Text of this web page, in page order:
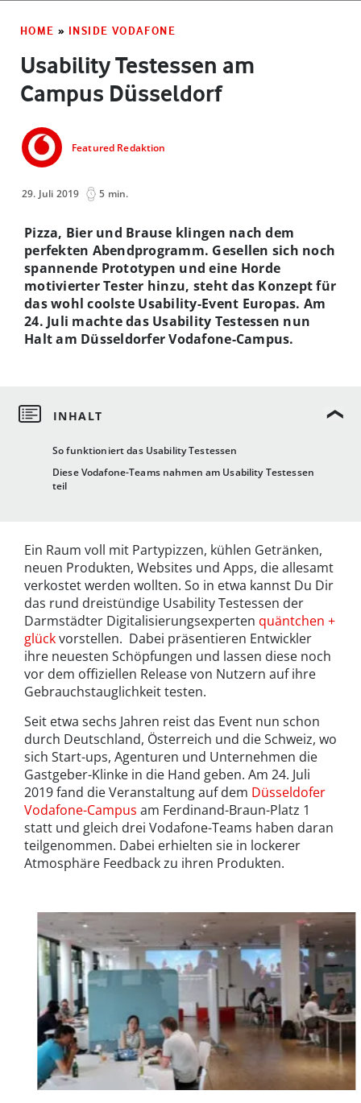
HOME » INSIDE VODAFONE
Usability Testessen am
Campus Düsseldorf
Featured Redaktion
29. Juli 2019 5 min.
So funktioniert das Usability Testessen
Diese Vodafone-Teams nahmen am Usability Testessen
teil
Pizza, Bier und Brause klingen nach dem
perfekten Abendprogramm. Gesellen sich noch
spannende Prototypen und eine Horde
motivierter Tester hinzu, steht das Konzept für
das wohl coolste Usability-Event Europas. Am
24. Juli machte das Usability Testessen nun
Halt am Düsseldorfer Vodafone-Campus.
Ein Raum voll mit Partypizzen, kühlen Getränken,
neuen Produkten, Websites und Apps, die allesamt
verkostet werden wollten. So in etwa kannst Du Dir
das rund dreistündige Usability Testessen der
Darmstädter Digitalisierungsexperten quäntchen +
glückvorstellen. Dabei präsentieren Entwickler
ihre neuesten Schöpfungen und lassen diese noch
vor dem offiziellen Release von Nutzern auf ihre
Gebrauchstauglichkeit testen.
Seit etwa sechs Jahren reist das Event nun schon
durch Deutschland, Österreich und die Schweiz, wo
sich Start-ups, Agenturen und Unternehmen die
Gastgeber-Klinke in die Hand geben. Am 24. Juli
2019 fand die Veranstaltung auf dem Düsseldofer
Vodafone-Campus am Ferdinand-Braun-Platz 1
statt und gleich drei Vodafone-Teams haben daran
teilgenommen. Dabei erhielten sie in lockerer
Atmosphäre Feedback zu ihren Produkten.